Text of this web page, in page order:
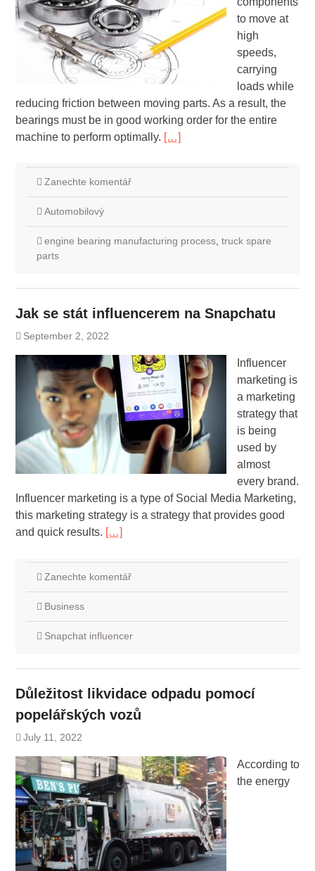
to move at
high
speeds,
carrying
loads while
reducing friction between moving parts. As a result, the
bearings must be in good working order for the entire
machine to perform optimally. […]
Zanechte komentář
Automobilový
engine bearing manufacturing process, truck spare
parts
Jak se stát influencerem na Snapchatu
September 2, 2022
Influencer
marketing is
a marketing
strategy that
is being
used by
almost
every brand.
Influencer marketing is a type of Social Media Marketing,
this marketing strategy is a strategy that provides good
and quick results. […]
Zanechte komentář
Business
Snapchat influencer
Důležitost likvidace odpadu pomocí
popelářských vozů
July 11, 2022
According to
the energy